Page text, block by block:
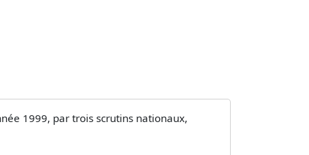
1999, par trois scrutins nationaux,